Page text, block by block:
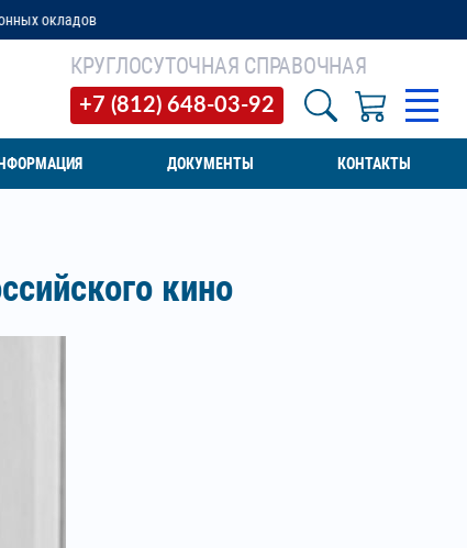
КРУГЛОСУТОЧНАЯ СПРАВОЧНАЯ
+7 (812) 648-03-92
ДОКУМЕНТЫ КОНТАКТЫ
кино